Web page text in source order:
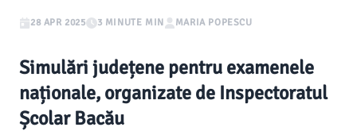
28 APR 2025 3 MINUTE MIN MARIA POPESCU
Simulări județene pentru examenele
naționale, organizate de Inspectoratul
Școlar Bacău